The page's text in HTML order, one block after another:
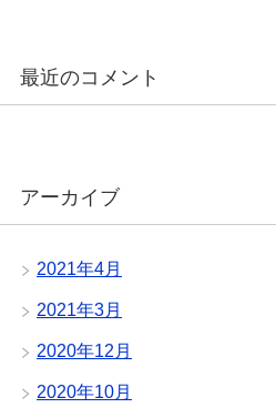
最近のコメント
アーカイブ
2021年4月
2021年3月
2020年12月
2020年10月